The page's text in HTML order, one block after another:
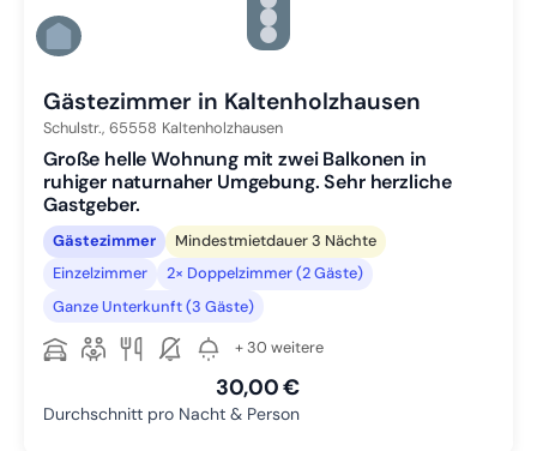
Zu Slide 4 wechseln
Zu Slide 5 wechseln
Zu Slide 6 wechseln
Gästezimmer in Kaltenholzhausen
Schulstr., 65558 Kaltenholzhausen
Große helle Wohnung mit zwei Balkonen in
ruhiger naturnaher Umgebung. Sehr herzliche
Gastgeber.
Gästezimmer
Mindestmietdauer 3 Nächte
Einzelzimmer
2× Doppelzimmer (2 Gäste)
Ganze Unterkunft (3 Gäste)
+ 30 weitere
30,00 €
Durchschnitt pro Nacht & Person